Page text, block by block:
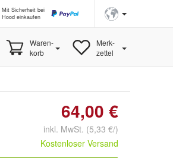
Mit Sicherheit bei
Hood einkaufen
Waren-
korb
Merk-
zettel
64,00 €
inkl. MwSt. (5,33 €/)
Kostenloser Versand